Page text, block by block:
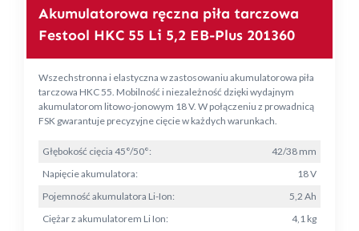
Akumulatorowa ręczna piła tarczowa
Festool HKC 55 Li 5,2 EB-Plus 201360
Wszechstronna i elastyczna w zastosowaniu akumulatorowa piła
tarczowa HKC 55. Mobilność i niezależność dzięki wydajnym
akumulatorom litowo-jonowym 18 V. W połączeniu z prowadnicą
FSK gwarantuje precyzyjne cięcie w każdych warunkach.
Głębokość cięcia 45°/50°:
42/38 mm
Napięcie akumulatora:
18 V
Pojemność akumulatora Li-Ion:
5,2 Ah
Ciężar z akumulatorem Li Ion:
4,1 kg